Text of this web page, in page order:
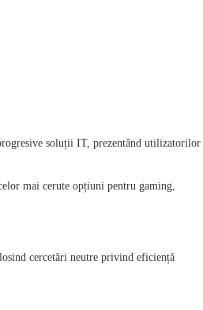
soluții IT, prezentând utilizatorilor
mai cerute opțiuni pentru gaming,
cercetări neutre privind eficiență